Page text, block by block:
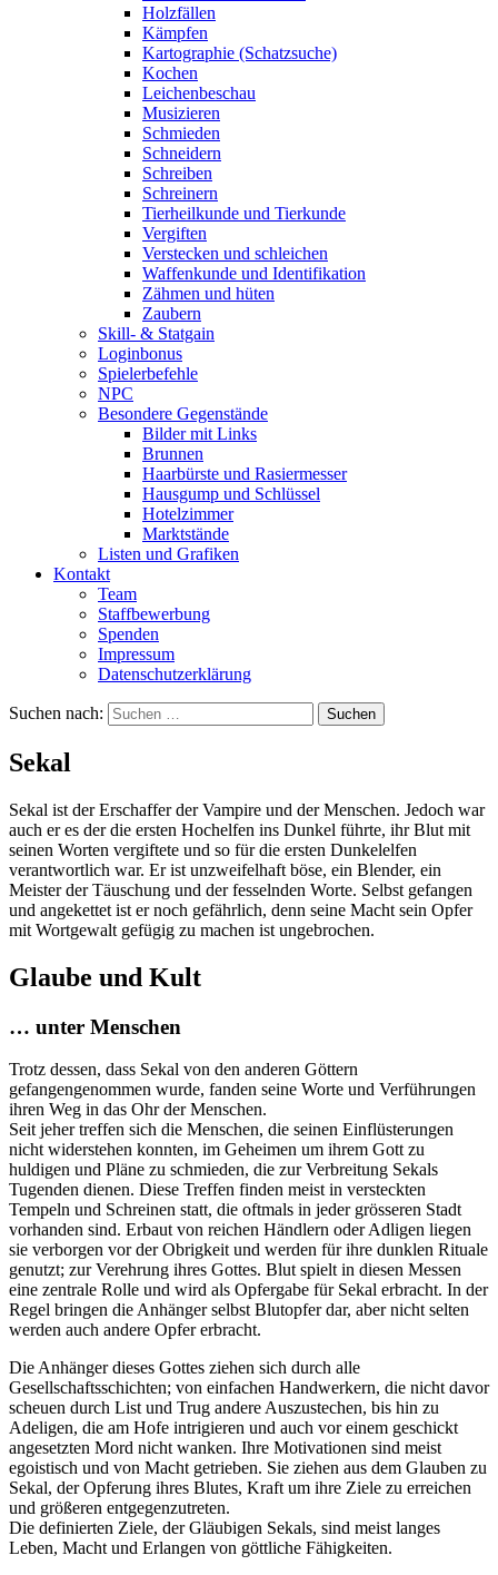
Holzfällen
Kämpfen
Kartographie (Schatzsuche)
Kochen
Leichenbeschau
Musizieren
Schmieden
Schneidern
Schreiben
Schreinern
Tierheilkunde und Tierkunde
Vergiften
Verstecken und schleichen
Waffenkunde und Identifikation
Zähmen und hüten
Zaubern
Skill- & Statgain
Loginbonus
Spielerbefehle
NPC
Besondere Gegenstände
Bilder mit Links
Brunnen
Haarbürste und Rasiermesser
Hausgump und Schlüssel
Hotelzimmer
Marktstände
Listen und Grafiken
Kontakt
Team
Staffbewerbung
Spenden
Impressum
Datenschutzerklärung
Suchen nach:
Sekal
Sekal ist der Erschaffer der Vampire und der Menschen. Jedoch war
auch er es der die ersten Hochelfen ins Dunkel führte, ihr Blut mit
seinen Worten vergiftete und so für die ersten Dunkelelfen
verantwortlich war. Er ist unzweifelhaft böse, ein Blender, ein
Meister der Täuschung und der fesselnden Worte. Selbst gefangen
und angekettet ist er noch gefährlich, denn seine Macht sein Opfer
mit Wortgewalt gefügig zu machen ist ungebrochen.
Glaube und Kult
… unter Menschen
Trotz dessen, dass Sekal von den anderen Göttern
gefangengenommen wurde, fanden seine Worte und Verführungen
ihren Weg in das Ohr der Menschen.
Seit jeher treffen sich die Menschen, die seinen Einflüsterungen
nicht widerstehen konnten, im Geheimen um ihrem Gott zu
huldigen und Pläne zu schmieden, die zur Verbreitung Sekals
Tugenden dienen. Diese Treffen finden meist in versteckten
Tempeln und Schreinen statt, die oftmals in jeder grösseren Stadt
vorhanden sind. Erbaut von reichen Händlern oder Adligen liegen
sie verborgen vor der Obrigkeit und werden für ihre dunklen Rituale
genutzt; zur Verehrung ihres Gottes. Blut spielt in diesen Messen
eine zentrale Rolle und wird als Opfergabe für Sekal erbracht. In der
Regel bringen die Anhänger selbst Blutopfer dar, aber nicht selten
werden auch andere Opfer erbracht.
Die Anhänger dieses Gottes ziehen sich durch alle
Gesellschaftsschichten; von einfachen Handwerkern, die nicht davor
scheuen durch List und Trug andere Auszustechen, bis hin zu
Adeligen, die am Hofe intrigieren und auch vor einem geschickt
angesetzten Mord nicht wanken. Ihre Motivationen sind meist
egoistisch und von Macht getrieben. Sie ziehen aus dem Glauben zu
Sekal, der Opferung ihres Blutes, Kraft um ihre Ziele zu erreichen
und größeren entgegenzutreten.
Die definierten Ziele, der Gläubigen Sekals, sind meist langes
Leben, Macht und Erlangen von göttliche Fähigkeiten.